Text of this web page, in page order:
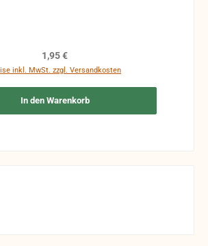
Regulärer Preis:
1,95 €
inkl. MwSt. zzgl. Versandkosten
In den Warenkorb